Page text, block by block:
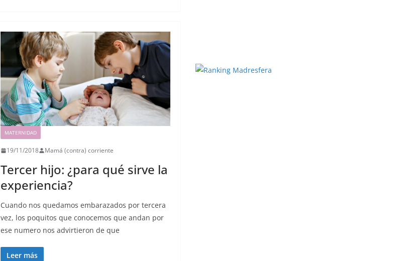
MATERNIDAD
19/11/2018 Mamá (contra) corriente
Tercer hijo: ¿para qué sirve la
experiencia?
Cuando nos quedamos embarazados por tercera
vez, los poquitos que conocemos que andan por
ese numero nos advirtieron de que
Leer más